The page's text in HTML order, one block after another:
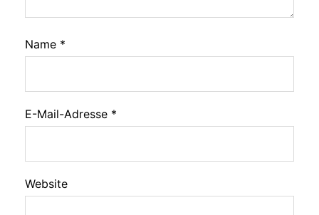
Name *
E-Mail-Adresse *
Website